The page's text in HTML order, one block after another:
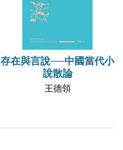
存在與言說──中國當代小
說散論
王德領